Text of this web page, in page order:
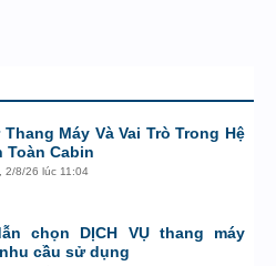
Máy Và Vai Trò Trong Hệ
Toàn Cabin
,2/8/26 lúc 11:04
chọn DỊCH VỤ thang máy
cầu sử dụng